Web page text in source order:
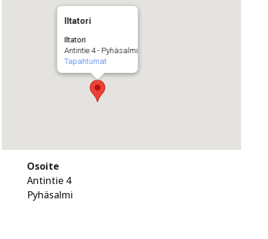
Iltatori
Iltatori
Antintie 4 - Pyhäsalmi
Tapahtumat
Osoite
Antintie 4
Pyhäsalmi